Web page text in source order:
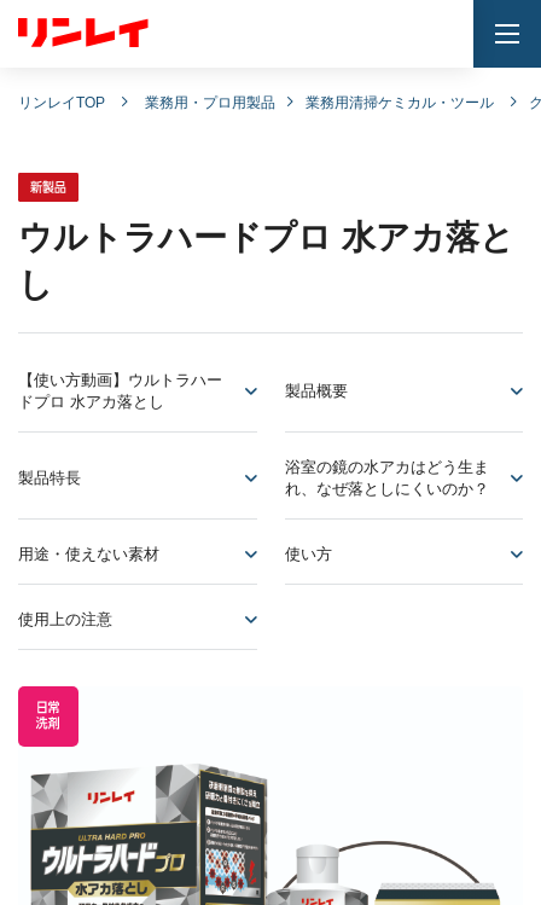
リンレイTOP 業務用・プロ用製品 業務用清掃ケミカル・ツール
ウルトラハードプロ 水アカ落と
し
【使い方動画】ウルトラハー
ドプロ 水アカ落とし
製品概要
製品特長
浴室の鏡の水アカはどう生ま
れ、なぜ落としにくいのか？
用途・使えない素材 使い方
使用上の注意